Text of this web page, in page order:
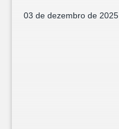
03 de dezembro de 2025